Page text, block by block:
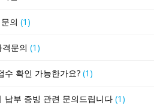
의 (1)
문의 (1)
수 확인 가능한가요? (1)
납부 증빙 관련 문의드립니다 (1)